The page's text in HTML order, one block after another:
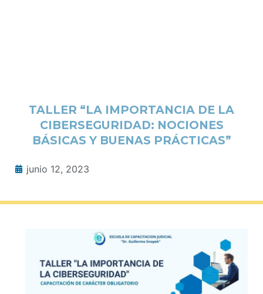
TALLER “LA IMPORTANCIA DE LA
CIBERSEGURIDAD: NOCIONES
BÁSICAS Y BUENAS PRÁCTICAS”
junio 12, 2023